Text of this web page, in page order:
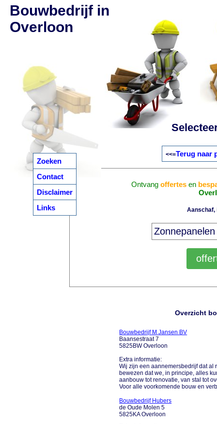
Zoeken
Contact
Disclaimer
Links
Bouwbedrijf in
Overloon
<<=Terug naar
Ontvang offertesen
Aanschaf,
Overzicht
Bouwbedrijf M Jansen BV
Baansestraat 7
5825BW Overloon
Extra informatie:
Wij zijn een aannemersbedrijf dat al
bewezen dat we, in principe, alles
aanbouw tot renovatie, van stal tot
Voor alle voorkomende bouw en
Bouwbedrijf Hubers
de Oude Molen 5
5825KA Overloon